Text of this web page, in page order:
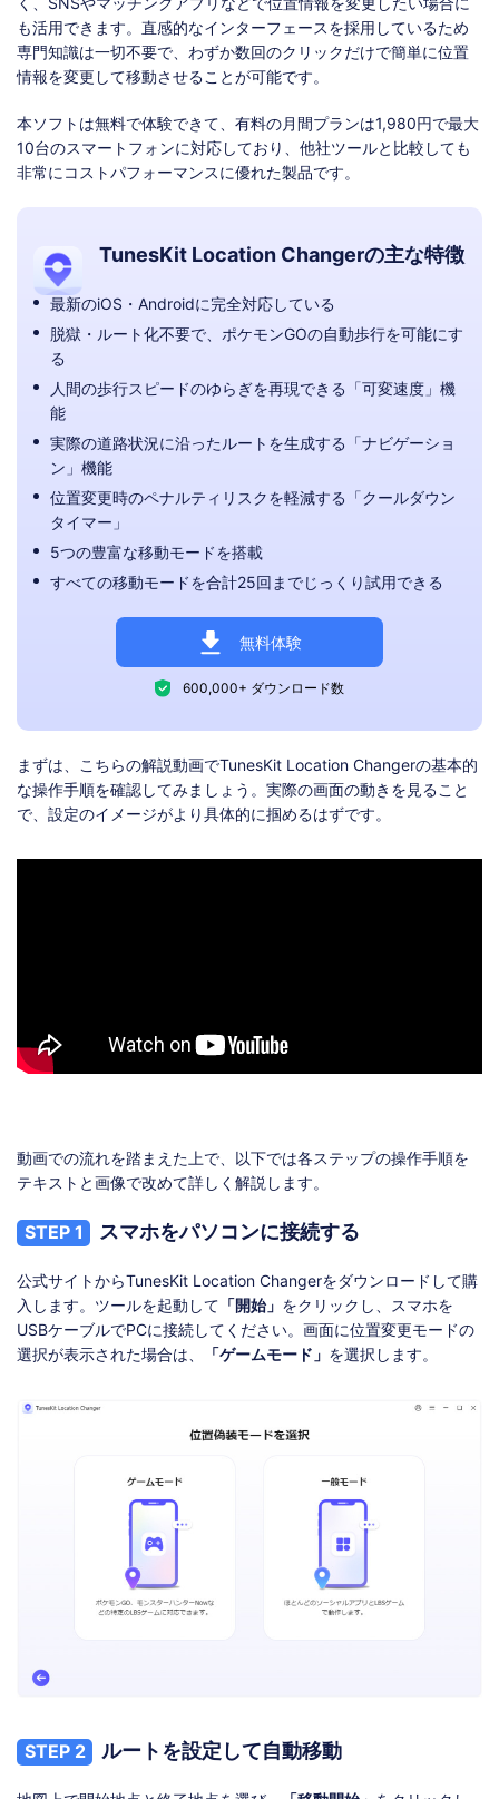
も活用できます。直感的なインターフェースを採用しているため
専門知識は一切不要で、わずか数回のクリックだけで簡単に位置
情報を変更して移動させることが可能です。
本ソフトは無料で体験できて、有料の月間プランは1,980円で最大
10台のスマートフォンに対応しており、他社ツールと比較しても
非常にコストパフォーマンスに優れた製品です。
TunesKit Location Changerの主な特徴
最新のiOS・Androidに完全対応している
脱獄・ルート化不要で、ポケモンGOの自動歩行を可能にす
る
人間の歩行スピードのゆらぎを再現できる「可変速度」機
能
実際の道路状況に沿ったルートを生成する「ナビゲーショ
ン」機能
位置変更時のペナルティリスクを軽減する「クールダウン
タイマー」
5つの豊富な移動モードを搭載
すべての移動モードを合計25回までじっくり試用できる
無料体験
600,000+ ダウンロード数
まずは、こちらの解説動画でTunesKit Location Changerの基本的
な操作手順を確認してみましょう。実際の画面の動きを見ること
で、設定のイメージがより具体的に掴めるはずです。
動画での流れを踏まえた上で、以下では各ステップの操作手順を
テキストと画像で改めて詳しく解説します。
STEP 1 スマホをパソコンに接続する
公式サイトからTunesKit Location Changerをダウンロードして購
入します。ツールを起動して 「開始」 をクリックし、スマホを
USBケーブルでPCに接続してください。画面に位置変更モードの
選択が表示された場合は、
「ゲームモード」 を選択します。
STEP 2 ルートを設定して自動移動